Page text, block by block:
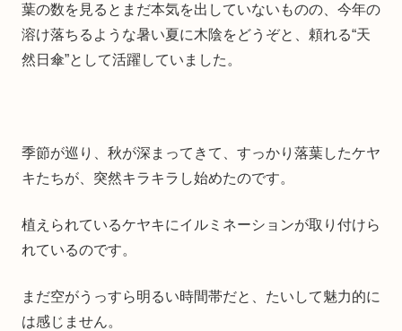
葉の数を見るとまだ本気を出していないものの、今年の
溶け落ちるような暑い夏に木陰をどうぞと、頼れる“天
然日傘”として活躍していました。
季節が巡り、秋が深まってきて、すっかり落葉したケヤ
キたちが、突然キラキラし始めたのです。
植えられているケヤキにイルミネーションが取り付けら
れているのです。
まだ空がうっすら明るい時間帯だと、たいして魅力的に
は感じません。